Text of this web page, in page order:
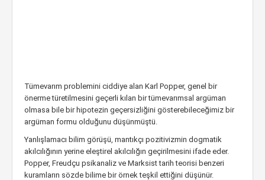
Tümevarım problemini ciddiye alan Karl Popper, genel bir
önerme türetilmesini geçerli kılan bir tümevarımsal argüman
olmasa bile bir hipotezin geçersizliğini gösterebileceğimiz bir
argüman formu olduğunu düşünmüştü.
Yanlışlamacı bilim görüşü, mantıkçı pozitivizmin dogmatik
akılcılığının yerine eleştirel akılcılığın geçirilmesini ifade eder.
Popper, Freudçu psikanaliz ve Marksist tarih teorisi benzeri
kuramların sözde bilime bir örnek teşkil ettiğini düşünür.